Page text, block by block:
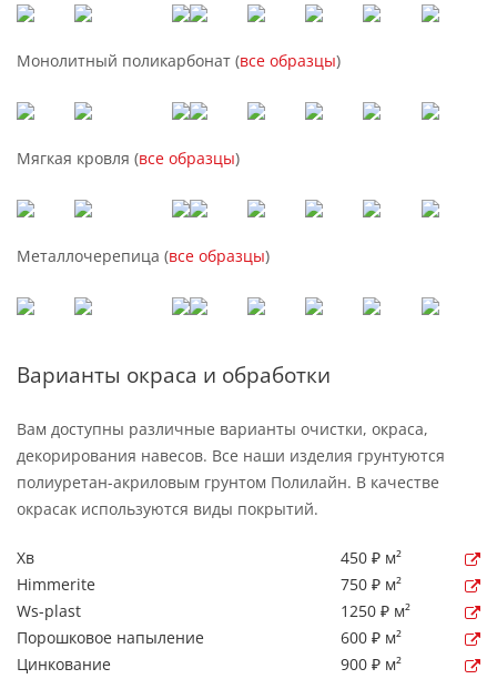
Монолитный поликарбонат (все образцы)
Мягкая кровля (все образцы)
Металлочерепица (все образцы)
Варианты окраса и обработки
Вам доступны различные варианты очистки, окраса,
декорирования навесов. Все наши изделия грунтуются
полиуретан-акриловым грунтом Полилайн. В качестве
окрасак используются виды покрытий.
Хв
450 ₽ м²
Himmerite
750 ₽ м²
Ws-plast
1250 ₽ м²
Порошковое напыление
600 ₽ м²
Цинкование
900 ₽ м²